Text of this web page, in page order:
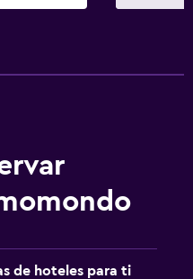
de hoteles para ti